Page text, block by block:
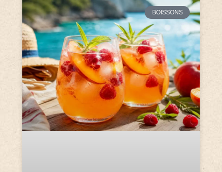
BOISSONS